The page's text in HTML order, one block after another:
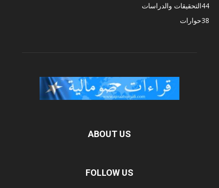
التحقيقات والدراسات44
حوارات38
ABOUT US
FOLLOW US